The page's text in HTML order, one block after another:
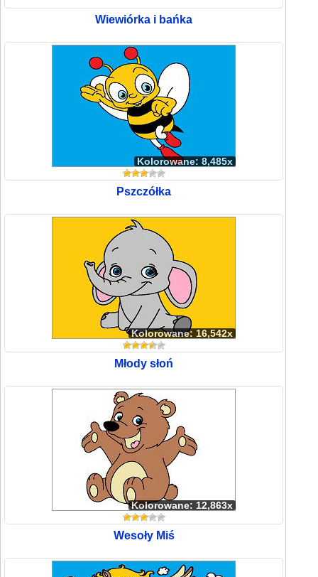
Wiewiórka i bańka
Kolorowane: 8,485x
Pszczółka
Kolorowane: 16,542x
Młody słoń
Kolorowane: 12,863x
Wesoły Miś